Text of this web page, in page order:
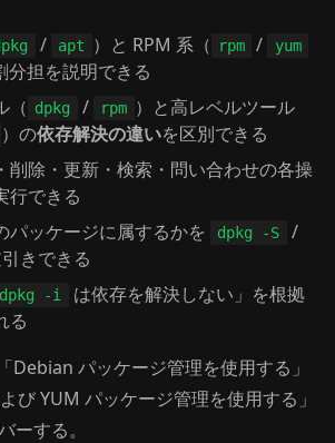
/ apt ）と RPM 系（ rpm / yum
分担を説明できる
（ dpkg / rpm ）と高レベルツール
）の依存解決の違いを区別できる
削除・更新・検索・問い合わせの各操
行できる
パッケージに属するかを
dpkg -S /
きできる
dpkg -i
は依存を解決しない」を根拠
る
Debian パッケージ管理を使用する」
び YUM パッケージ管理を使用する」
ーする。